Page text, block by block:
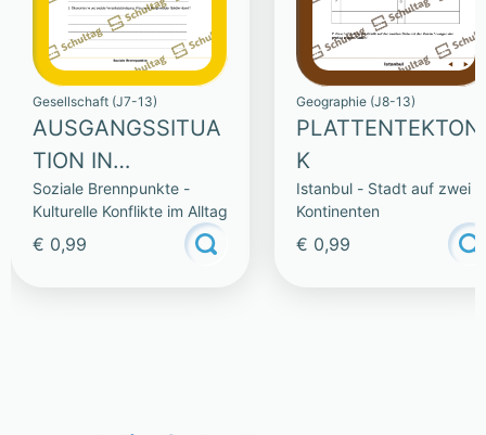
Gesellschaft (J7-13)
AUSGANGSSITUA
TION IN
BERGKAMEN
Soziale Brennpunkte -
Kulturelle Konflikte im Alltag
€ 0,99
Geographie (J8-13)
PLATTENTEKTONI
K
Istanbul - Stadt auf zwei
Kontinenten
€ 0,99